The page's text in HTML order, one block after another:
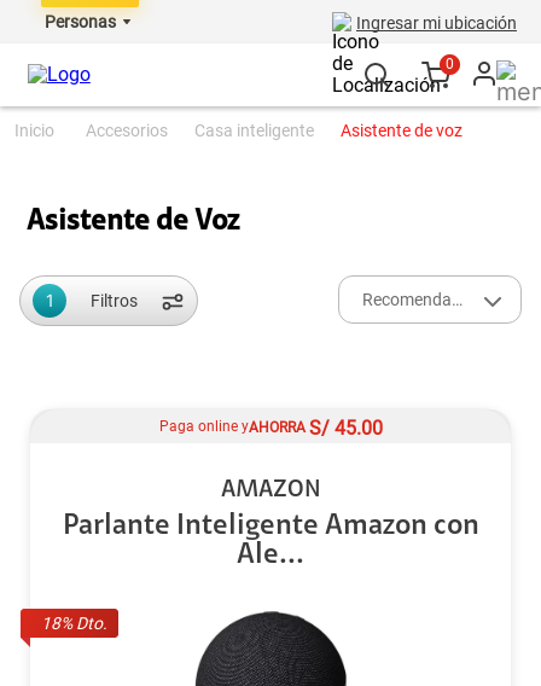
Personas Ingresar mi ubicación
0
accesorios casa inteligente asistente de voz
Asistente de Voz
1 Filtros Recomendados
18% Dto.
Paga online yAHORRA S/ 45.00
AMAZON
Parlante Inteligente Amazon con
Ale...